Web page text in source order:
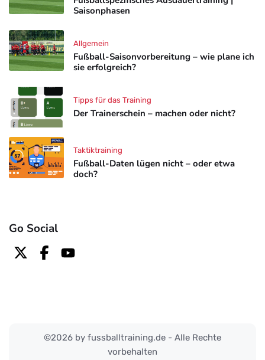
Saisonphasen
Fußball-Saisonvorbereitung – wie plane ich
sie erfolgreich?
Allgemein
Der Trainerschein – machen oder nicht?
Tipps für das Training
Fußball-Daten lügen nicht – oder etwa
doch?
Taktiktraining
Go Social
©2026 by fussballtraining.de - Alle Rechte
vorbehalten